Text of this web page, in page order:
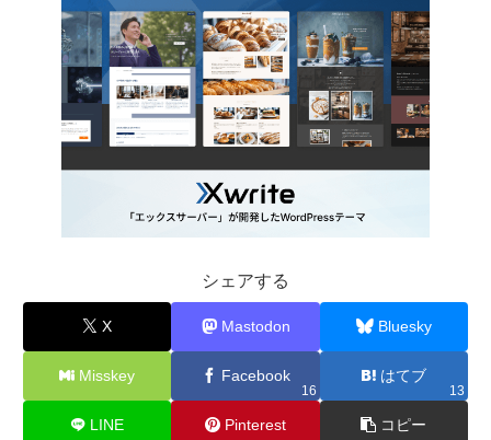
シェアする
X Mastodon Bluesky
Misskey Facebook
16
はてブ
13
LINE Pinterest コピー